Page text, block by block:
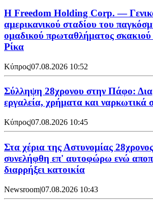
Η Freedom Holding Corp. —
αμερικανικού σταδίου του
ομαδικού πρωταθλήματος
Ρίκα
Κύπρος|07.08.2026 10:52
Σύλληψη 28χρονου στην Πάφο:
εργαλεία, χρήματα και ναρκωτικά
Κύπρος|07.08.2026 10:45
Στα χέρια της Αστυνομίας
συνελήφθη επ' αυτοφώρω ενώ
διαρρήξει κατοικία
Newsroom|07.08.2026 10:43